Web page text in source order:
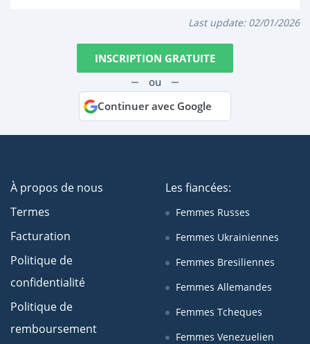
Last update: 02/01/2026
INSCRIPTION GRATUITE
ou
Continuer avec Google
À propos de nous
Termes
Facturation
Politique de
confidentialité
Politique de
remboursement
Les fiancées:
Femmes Russes
Femmes Ukrainiennes
Femmes Bresiliennes
Femmes Allemandes
Femmes Tcheques
Femmes Venezuelien